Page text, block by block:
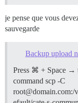
je pense que vous
sauvegarde
Backup upload
Press ⌘ + Space →
command scp -C
root@domain.com:/